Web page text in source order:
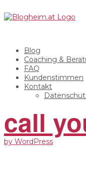
Blog
Coaching &
FAQ
Kundenstimmen
Kontakt
call
by WordPress